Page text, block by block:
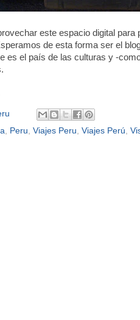
este espacio digital para
de esta forma ser el
es el país de las culturas y -
Peru Viajes Peru Viajes Perú